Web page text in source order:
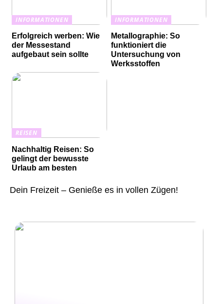
INFORMATIONEN
Erfolgreich werben: Wie
der Messestand
aufgebaut sein sollte
INFORMATIONEN
Metallographie: So
funktioniert die
Untersuchung von
Werksstoffen
REISEN
Nachhaltig Reisen: So
gelingt der bewusste
Urlaub am besten
Dein Freizeit – Genieße es in vollen Zügen!